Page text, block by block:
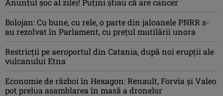
Anunţul şoc al zilei! Puţini ştiau că are cancer
Bolojan: Cu bune, cu rele, o parte din jaloanele PNRR s-
au rezolvat în Parlament, cu preţul mutilării unora
Restricții pe aeroportul din Catania, după noi erupții ale
vulcanului Etna
Economie de război în Hexagon: Renault, Forvia și Valeo
pot prelua asamblarea în masă a dronelor